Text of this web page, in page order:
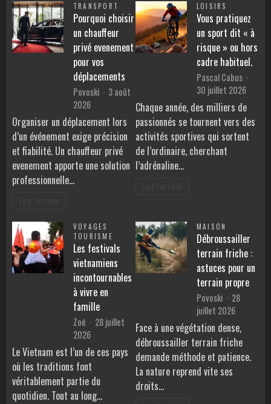
TRANSPORT
Pourquoi choisir
un chauffeur
privé evenement
pour vos
déplacements
Povoski
3 août
2026
Organiser un déplacement lors
d’un événement exige précision
et fiabilité. Un chauffeur privé
evenement apporte une solution
professionnelle…
LOISIRS
Vous pratiquez
un sport dit « à
risque » ou hors
cadre habituel.
Pascal Cabus
30 juillet 2026
Chaque année, des milliers de
passionnés se tournent vers des
activités sportives qui sortent
de l’ordinaire, cherchant
l’adrénaline…
VOYAGES
TOURISME
Les festivals
vietnamiens
incontournables
à vivre en
famille
Zoé
28 juillet
2026
Le Vietnam est l’un de ces pays
où les traditions font
véritablement partie du
quotidien. Tout au long…
MAISON
Débroussailler
terrain friche :
astuces pour un
terrain propre
Povoski
28
juillet 2026
Face à une végétation dense,
débroussailler terrain friche
demande méthode et patience.
La nature reprend vite ses
droits…